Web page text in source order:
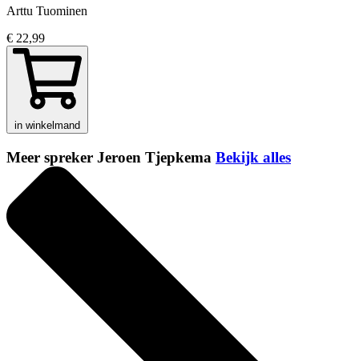
Arttu Tuominen
€ 22,99
in winkelmand
Meer spreker Jeroen Tjepkema Bekijk alles